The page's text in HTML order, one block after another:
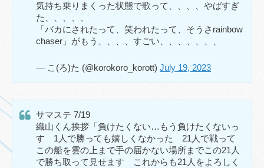
気持ち乗りまくった状態で歌って、、、、やばすぎ
た、、、、、
「バカにされたって、笑われたって、そうさrainbow
chaser」がもう、、、、すごい、、、、、、、
— こ(ろ)た (@korokoro_korott) July 19, 2023
サマステ 7/19
織山くん挨拶「負けたくない…もう負けたくないっ
す 1人で勝っても嬉しくなかった 21人で戦って
この船を雲の上まで手の届かない場所までこの21人
で勝ち取って見せます これからも21人をよろしく